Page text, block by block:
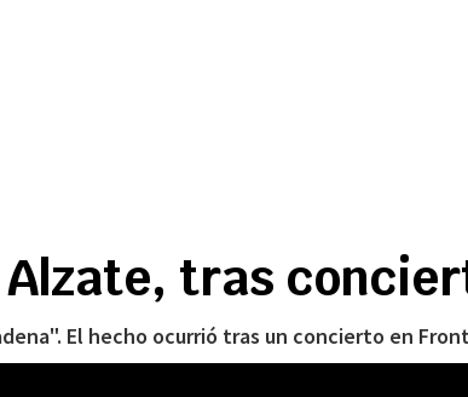
tras
El hecho ocurrió tras un concierto en